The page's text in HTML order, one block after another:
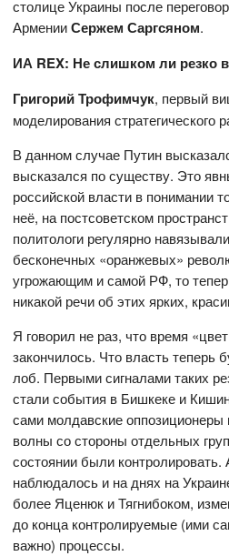
столице Украины после
АрменииСержем Саргсяном.
ИА REX: Не слишком ли резко
Григорий Трофимчук, первый
моделирования стратегического
В данном случае Путин
высказался по существу. Это
российской власти в понимании
неё, на постсоветском
политологи регулярно
бесконечных «оранжевых»
угрожающим и самой РФ, то
никакой речи об этих ярких,
Я говорил не раз, что время
закончилось. Что власть теперь
лоб. Первыми сигналами таких
стали события в Бишкеке и
сами молдавские оппозиционеры
волны со стороны отдельных
состоянии были
наблюдалось и на днях на
более Яценюк и Тягнибоком,
до конца контролируемые (ими
важно) процессы.